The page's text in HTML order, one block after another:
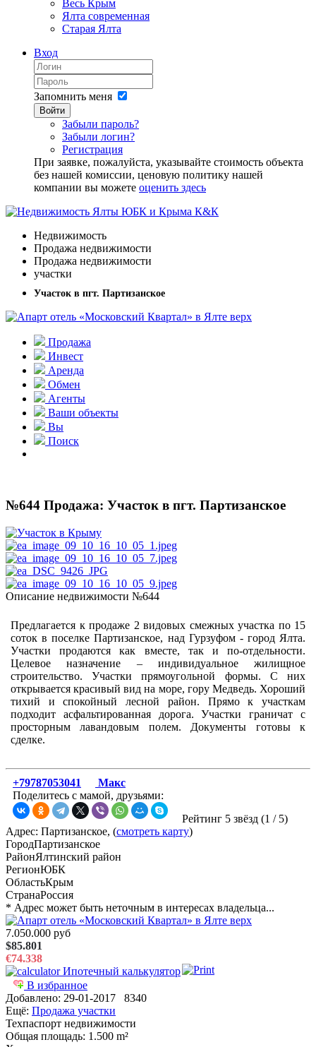
Весь Крым
Ялта современная
Старая Ялта
Вход
Запомнить меня
Войти
Забыли пароль?
Забыли логин?
Регистрация
При заявке, пожалуйста, указывайте стоимость объекта
без нашей комиссии, ценовую политику нашей
компании вы можете оценить здесь
Недвижимость
Продажа недвижимости
Продажа недвижимости
участки
Участок в пгт. Партизанское
Продажа
Инвест
Аренда
Обмен
Агенты
Ваши объекты
Вы
Поиск
№644 Продажа: Участок в пгт. Партизанское
Описание недвижимости №644
Предлагается к продаже 2 видовых смежных участка по 15
соток в поселке Партизанское, над Гурзуфом - город Ялта.
Участки продаются как вместе, так и по-отдельности.
Целевое назначение – индивидуальное жилищное
строительство. Участки прямоугольной формы. С них
открывается красивый вид на море, гору Медведь. Хороший
тихий и спокойный лесной район. Прямо к участкам
подходит асфальтированная дорога. Участки граничат с
просторным лавандовым полем. Документы готовы к
сделке.
+79787053041
Макс
Поделитесь с мамой, друзьями:
Рейтинг 5 звёзд (1 / 5)
Адрес: Партизанское, (смотреть карту)
ГородПартизанское
РайонЯлтинский район
РегионЮБК
ОбластьКрым
СтранаРоссия
* Адрес может быть неточным в интересах владельца...
7.050.000 руб
$85.801
€74.338
Ипотечный калькулятор
В избранное
Добавлено: 29-01-2017 8340
Ещё: Продажа участки
Техпаспорт недвижимости
Общая площадь: 1.500 m²